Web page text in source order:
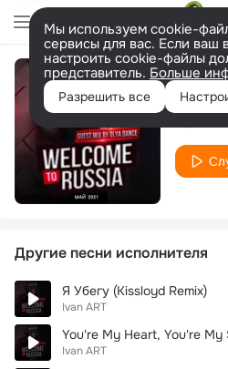
Мы используем cookie-
сервисы для вас. Если ваш
настроить cookie-файлы
представитель. Больше
Разрешить все
Другие песни исполнителя
Я Убегу (Kissloyd Remix)
Ivan ART
Ivan ART